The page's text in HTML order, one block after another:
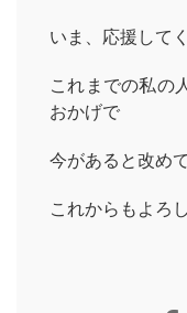
いま、応援して
これまでの私の
おかげで
今があると改め
これからもよろ